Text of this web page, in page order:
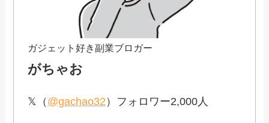
ガジェット好き副業ブロガー
がちゃお
𝕏（ @gachao32 ）フォロワー2,000人